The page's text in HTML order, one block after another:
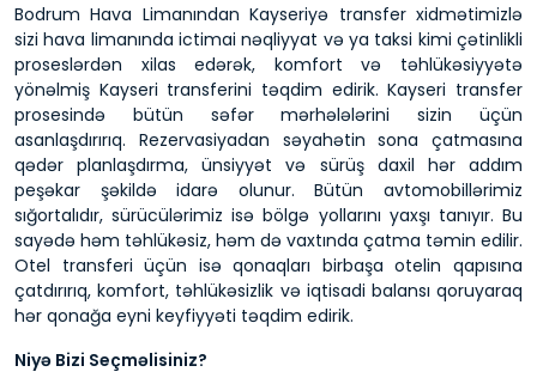
Bodrum Hava Limanından Kayseriyə transfer xidmətimizlə
sizi hava limanında ictimai nəqliyyat və ya taksi kimi çətinlikli
proseslərdən xilas edərək, komfort və təhlükəsiyyətə
yönəlmiş Kayseri transferini təqdim edirik. Kayseri transfer
prosesində bütün səfər mərhələlərini sizin üçün
asanlaşdırırıq. Rezervasiyadan səyahətin sona çatmasına
qədər planlaşdırma, ünsiyyət və sürüş daxil hər addım
peşəkar şəkildə idarə olunur. Bütün avtomobillərimiz
sığortalıdır, sürücülərimiz isə bölgə yollarını yaxşı tanıyır. Bu
sayədə həm təhlükəsiz, həm də vaxtında çatma təmin edilir.
Otel transferi üçün isə qonaqları birbaşa otelin qapısına
çatdırırıq, komfort, təhlükəsizlik və iqtisadi balansı qoruyaraq
hər qonağa eyni keyfiyyəti təqdim edirik.
Niyə Bizi Seçməlisiniz?